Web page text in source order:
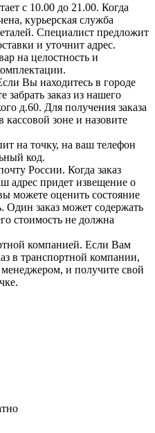
с 10.00 до 21.00. Когда
курьерская служба
Специалист предложит
и уточнит адрес.
на целостность и
Вы находитесь в городе
заказ из нашего
д.60. Для получения заказа
кассовой зоне и назовите
на точку, на ваш телефон
код.
России. Когда заказ
адрес придет извещение о
можете оценить состояние
Один заказ может содержать
стоимость не должна
компанией. Если Вам
в транспортной компании,
менеджером, и получите свой